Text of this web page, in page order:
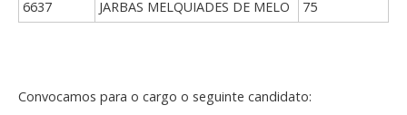
6637
JARBAS MELQUIADES DE MELO 75
Convocamos para o cargo o seguinte candidato: